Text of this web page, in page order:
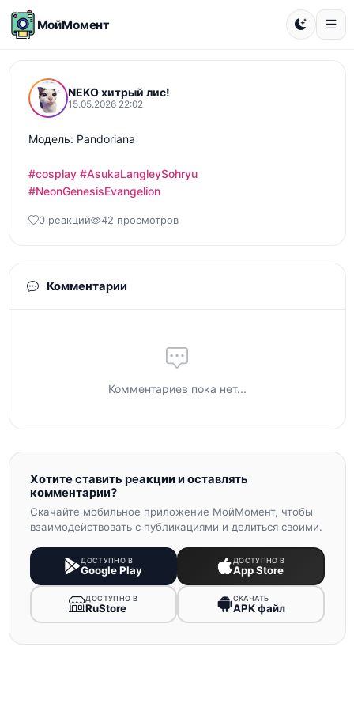
МойМомент
NEKO хитрый лис!
15.05.2026 22:02
Модель: Pandoriana
#cosplay #AsukaLangleySohryu
#NeonGenesisEvangelion
0 реакций 42 просмотров
Комментарии
Комментариев пока нет...
Хотите ставить реакции и оставлять
комментарии?
Скачайте мобильное приложение МойМомент, чтобы
взаимодействовать с публикациями и делиться своими.
ДОСТУПНО В
Google Play
ДОСТУПНО В
App Store
ДОСТУПНО В
RuStore
СКАЧАТЬ
APK файл